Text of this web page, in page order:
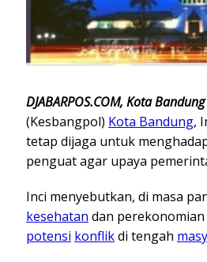
DJABARPOS.COM, Kota
(Kesbangpol) Kota Bandung,
tetap dijaga untuk
penguat agar upaya
Inci menyebutkan, di masa
kesehatan dan perekonomian
potensi konflikdi tengah